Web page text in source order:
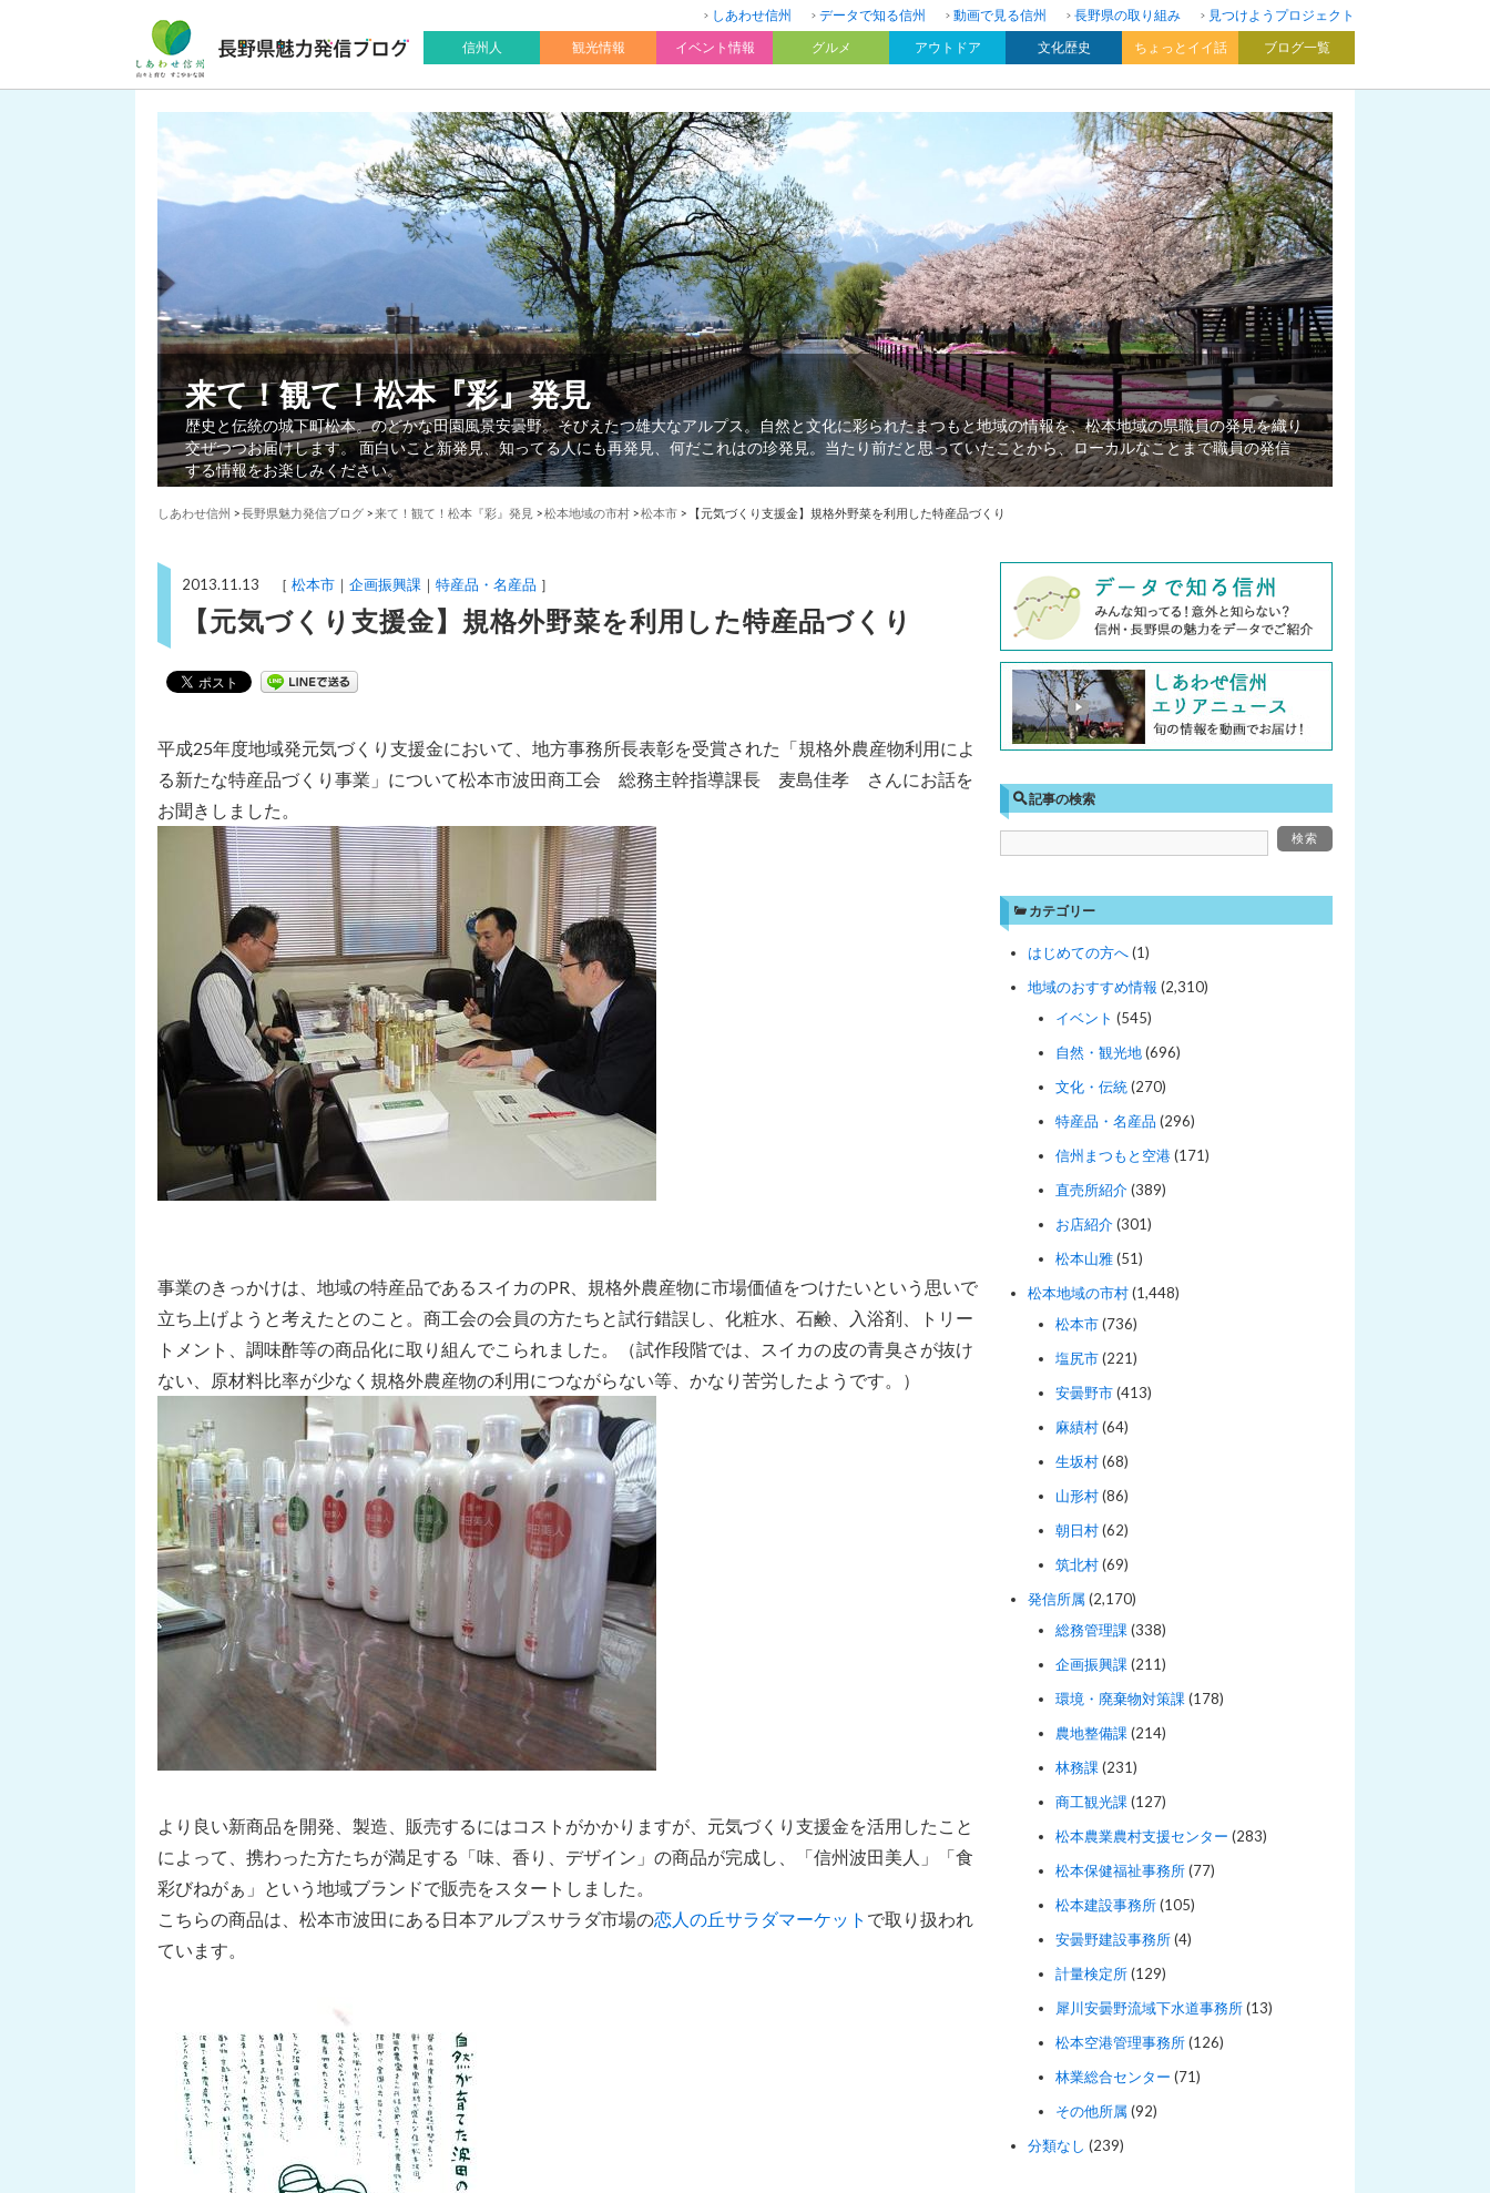
しあわせ信州 データで知る信州 動画で見る信州 長野県の取り組み
見つけようプロジェクト
信州人
観光情報 イベント情報 グルメ アウトドア 文化歴史 ちょっとイイ話 ブログ一覧
来て！観て！松本『彩』発見
歴史と伝統の城下町松本。のどかな田園風景安曇野。そびえたつ雄大なアルプス。自然と文化に彩られたまつもと地域の情報を、松本地域の県職員の発見を織り
交ぜつつお届けします。 面白いこと新発見、知ってる人にも再発見、何だこれはの珍発見。当たり前だと思っていたことから、ローカルなことまで職員の発信
する情報をお楽しみください。
しあわせ信州 >長野県魅力発信ブログ >来て！観て！松本『彩』発見 >松本地域の市村 >松本市 > 【元気づくり支援金】規格外野菜を利用した特産品づくり
2013.11.13 ［ 松本市 企画振興課 特産品・名産品 ］
【元気づくり支援金】規格外野菜を利用した特産品づくり
平成25年度地域発元気づくり支援金において、地方事務所長表彰を受賞された「規格外農産物利用によ
る新たな特産品づくり事業」について松本市波田商工会 総務主幹指導課長 麦島佳孝 さんにお話を
お聞きしました。
事業のきっかけは、地域の特産品であるスイカのPR、規格外農産物に市場価値をつけたいという思いで
立ち上げようと考えたとのこと。商工会の会員の方たちと試行錯誤し、化粧水、石鹸、入浴剤、トリー
トメント、調味酢等の商品化に取り組んでこられました。（試作段階では、スイカの皮の青臭さが抜け
ない、原材料比率が少なく規格外農産物の利用につながらない等、かなり苦労したようです。）
より良い新商品を開発、製造、販売するにはコストがかかりますが、元気づくり支援金を活用したこと
によって、携わった方たちが満足する「味、香り、デザイン」の商品が完成し、「信州波田美人」「食
彩びねがぁ」という地域ブランドで販売をスタートしました。
こちらの商品は、松本市波田にある日本アルプスサラダ市場の恋人の丘サラダマーケット で取り扱われ
ています。
記事の検索
カテゴリー
はじめての方へ(1)
地域のおすすめ情報 (2,310)
イベント (545)
自然・観光地(696)
文化・伝統(270)
特産品・名産品 (296)
信州まつもと空港(171)
直売所紹介(389)
お店紹介(301)
松本山雅(51)
松本地域の市村(1,448)
松本市(736)
塩尻市(221)
安曇野市(413)
麻績村(64)
生坂村(68)
山形村(86)
朝日村(62)
筑北村(69)
発信所属(2,170)
総務管理課 (338)
企画振興課 (211)
環境・廃棄物対策課 (178)
農地整備課 (214)
林務課 (231)
商工観光課 (127)
松本農業農村支援センター (283)
松本保健福祉事務所(77)
松本建設事務所(105)
安曇野建設事務所(4)
計量検定所(129)
犀川安曇野流域下水道事務所(13)
松本空港管理事務所(126)
林業総合センター (71)
その他所属(92)
分類なし (239)